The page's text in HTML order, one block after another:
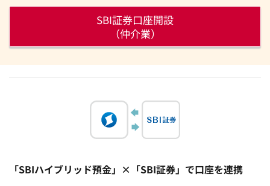
SBI証券口座開設
（仲介業）
「SBIハイブリッド預金」×「SBI証券」で口座を連携